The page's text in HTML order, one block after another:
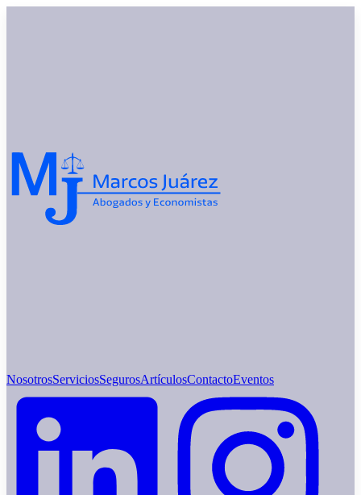
NosotrosServiciosSegurosArtículosContactoEventos